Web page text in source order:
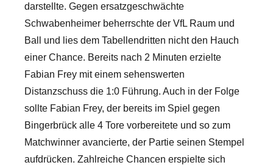
darstellte. Gegen ersatzgeschwächte
Schwabenheimer beherrschte der VfL Raum und
Ball und lies dem Tabellendritten nicht den Hauch
einer Chance. Bereits nach 2 Minuten erzielte
Fabian Frey mit einem sehenswerten
Distanzschuss die 1:0 Führung. Auch in der Folge
sollte Fabian Frey, der bereits im Spiel gegen
Bingerbrück alle 4 Tore vorbereitete und so zum
Matchwinner avancierte, der Partie seinen Stempel
aufdrücken. Zahlreiche Chancen erspielte sich